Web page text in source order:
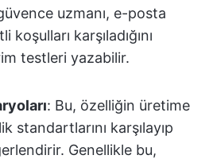
uzmanı, e-posta
koşulları karşıladığını
testleri yazabilir.
: Bu, özelliğin üretime
standartlarını karşılayıp
Genellikle bu,